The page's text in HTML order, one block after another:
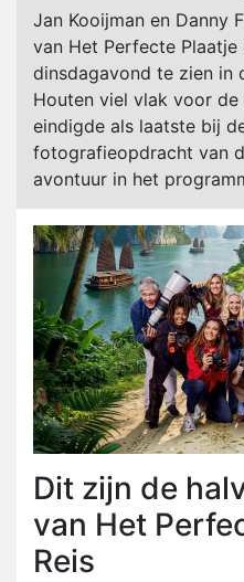
Jan Kooijman en Danny
van Het Perfecte Plaatje
dinsdagavond te zien in
Houten viel vlak voor de
eindigde als laatste bij
fotografieopdracht van
avontuur in het
Dit zijn de
van Het
Reis